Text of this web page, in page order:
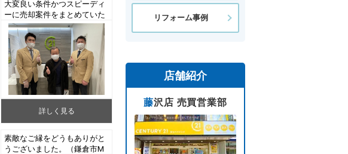
大変良い条件かつスピーディ
ーに売却案件をまとめていた
だき、ありがとうございまし
た。（藤沢市M様 中古マン
ションご売却）
詳しく見る
素敵なご縁をどうもありがと
うございました。（鎌倉市M
リフォーム事例
店舗紹介
藤沢店 売買営業部